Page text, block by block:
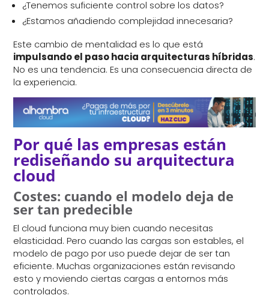
¿Tenemos suficiente control sobre los datos?
¿Estamos añadiendo complejidad innecesaria?
Este cambio de mentalidad es lo que está
impulsando el paso hacia arquitecturas híbridas.
No es una tendencia. Es una consecuencia directa de
la experiencia.
Por qué las empresas están
rediseñando su arquitectura
cloud
Costes: cuando el modelo deja de
ser tan predecible
El cloud funciona muy bien cuando necesitas
elasticidad. Pero cuando las cargas son estables, el
modelo de pago por uso puede dejar de ser tan
eficiente. Muchas organizaciones están revisando
esto y moviendo ciertas cargas a entornos más
controlados.